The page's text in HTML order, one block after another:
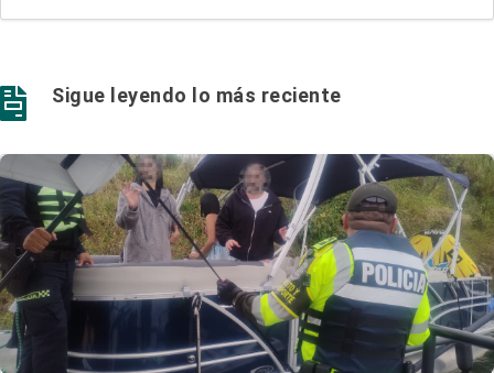
 Sigue leyendo lo más reciente